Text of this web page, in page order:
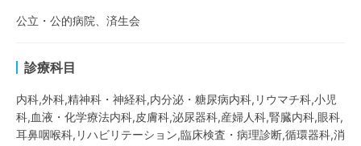
公立・公的病院、済生会
診療科目
内科,外科,精神科・神経科,内分泌・糖尿病内科,リウマチ科,小児
科,血液・化学療法内科,皮膚科,泌尿器科,産婦人科,腎臓内科,眼科,
耳鼻咽喉科,リハビリテーション,臨床検査・病理診断,循環器科,消